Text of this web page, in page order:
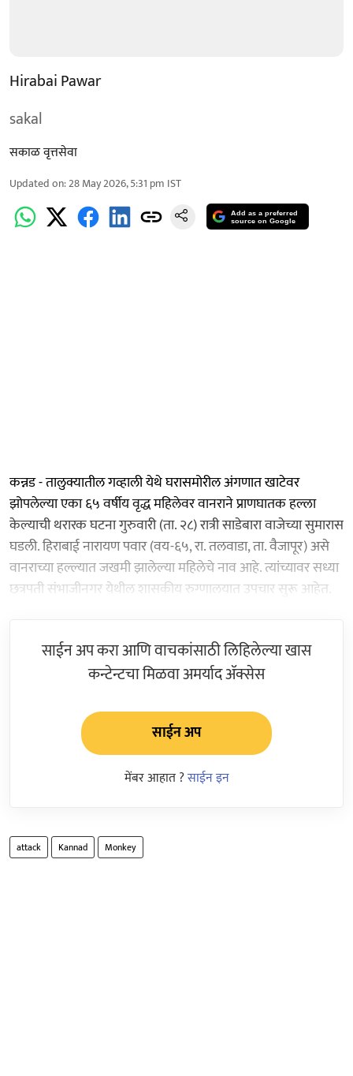
Hirabai Pawar
sakal
सकाळ वृत्तसेवा
Updated on:28 May 2026, 5:31 pm IST
Add as a preferred
source on Google
कन्नड - तालुक्यातील गव्हाली येथे घरासमोरील अंगणात खाटेवर
झोपलेल्या एका ६५ वर्षीय वृद्ध महिलेवर वानराने प्राणघातक हल्ला
केल्याची थरारक घटना गुरुवारी (ता. २८) रात्री साडेबारा वाजेच्या सुमारास
घडली. हिराबाई नारायण पवार (वय-६५, रा. तलवाडा, ता. वैजापूर) असे
वानराच्या हल्ल्यात जखमी झालेल्या महिलेचे नाव आहे. त्यांच्यावर सध्या
छत्रपती संभाजीनगर येथील शासकीय रुग्णालयात उपचार सुरू आहेत.
साईन अप करा आणि वाचकांसाठी लिहिलेल्या खास
कन्टेन्टचा मिळवा अमर्याद ॲक्सेस
साईन अप
मेंबर आहात ?साईन इन
attack Kannad Monkey